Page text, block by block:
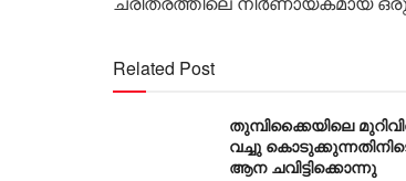
Related Post
തുമ്പിക്കൈയിലെ
വച്ചു
ആന ചവിട്ടിക്കൊന്നു